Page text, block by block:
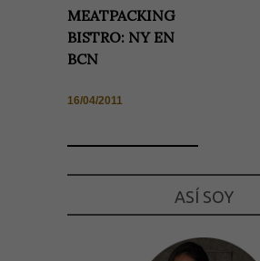
MEATPACKING
BISTRO: NY EN
BCN
16/04/2011
ASÍ SOY